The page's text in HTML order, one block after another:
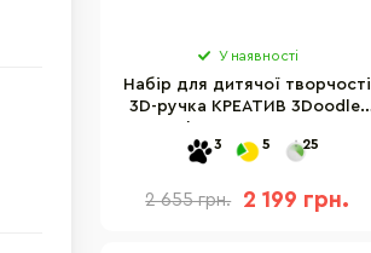
У наявності
Набір для дитячої творчості
3D-ручка КРЕАТИВ 3Doodler
3 5 25
2 655 грн. 2 199 грн.